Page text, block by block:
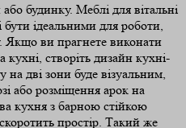
будинку. Меблі для вітальні
ідеальними для роботи,
Якщо ви прагнете виконати
кухні, створіть дизайн кухні-
на дві зони буде візуальним,
або розміщення арок на
кухня з барною стійкою
простір. Такий же